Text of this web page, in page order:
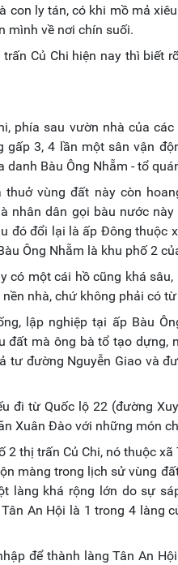
con ly tán, có khi mồ mả
mình về nơi chín suối.
Củ Chi hiện nay thì biết
phía sau vườn nhà của
gấp 3, 4 lần một sân vận
Bàu Ông Nhẵm - tổ
vùng đất này còn
nhân dân gọi bàu nước
đó đổi lại là ấp Đông thuộc
Ông Nhẵm là khu phố 2
có một cái hồ cũng khá
nhà, chứ không phải có
lập nghiệp tại ấp Bàu
đất mà ông bà tổ tạo dựng,
tư đường Nguyễn Giao và
đi từ Quốc lộ 22 (đường
Xuân Đào với những món
2 thị trấn Củ Chi, nó thuộc
màng trong lịch sử vùng
làng khá rộng lớn do sự
An Hội là 1 trong 4 làng
để thành làng Tân An